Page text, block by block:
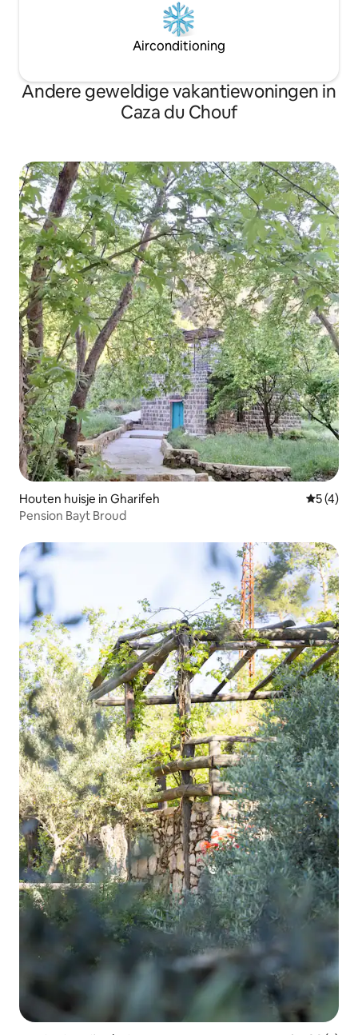
Airconditioning
Andere geweldige vakantiewoningen in
Caza du Chouf
Houten huisje in Gharifeh
5 (4)
Pension Bayt Broud